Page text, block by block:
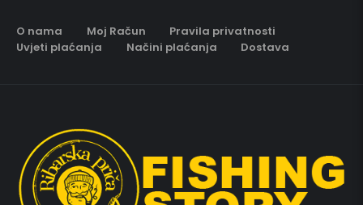
O nama Moj Račun
Pravila privatnosti
Uvjeti plaćanja
Načini plaćanja Dostava